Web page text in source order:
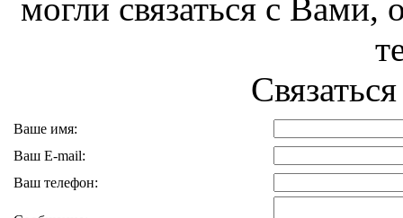
могли связаться с Вами,
Ваше имя:
Ваш E-mail:
Ваш телефон: